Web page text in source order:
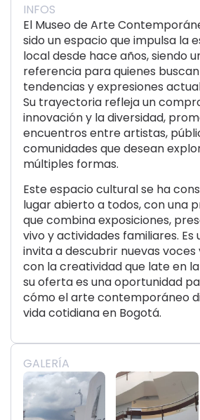
INFOS
El Museo de Arte
sido un espacio que impulsa la
local desde hace años, siendo
referencia para quienes
tendencias y expresiones
Su trayectoria refleja un
innovación y la diversidad,
encuentros entre artistas,
comunidades que desean
múltiples formas.
Este espacio cultural se ha
lugar abierto a todos, con una
que combina exposiciones,
vivo y actividades familiares. Es
invita a descubrir nuevas
con la creatividad que late en
su oferta es una oportunidad
cómo el arte contemporáneo
vida cotidiana en Bogotá.
GALERÍA